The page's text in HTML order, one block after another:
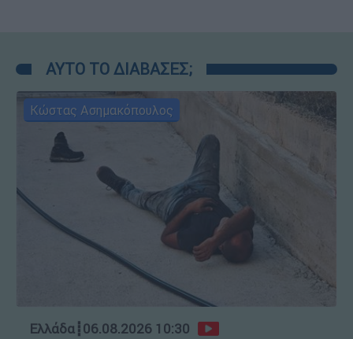
ΑΥΤΟ ΤΟ ΔΙΑΒΑΣΕΣ;
Κώστας Ασημακόπουλος
Ελλάδα┋06.08.2026 10:30